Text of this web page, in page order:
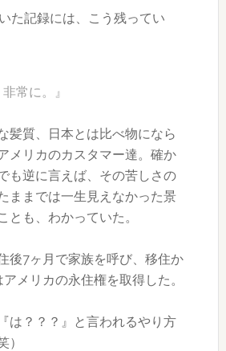
た記録には、こう残ってい
常に。』
髪質、日本とは比べ物になら
メリカのカスタマー達。確か
も逆に言えば、その苦しさの
ままでは一生見えなかった景
とも、わかっていた。
後7ヶ月で家族を呼び、移住か
メリカの永住権を取得した。
は？？？』と言われるやり方
）